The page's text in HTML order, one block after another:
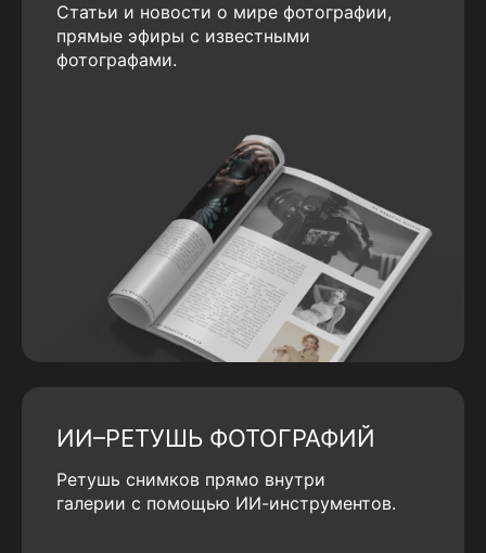
Статьи и новости о мире фотографии,
прямые эфиры с известными
фотографами.
ИИ–РЕТУШЬ ФОТОГРАФИЙ
Ретушь снимков прямо внутри
галерии с помощью ИИ-инструментов.